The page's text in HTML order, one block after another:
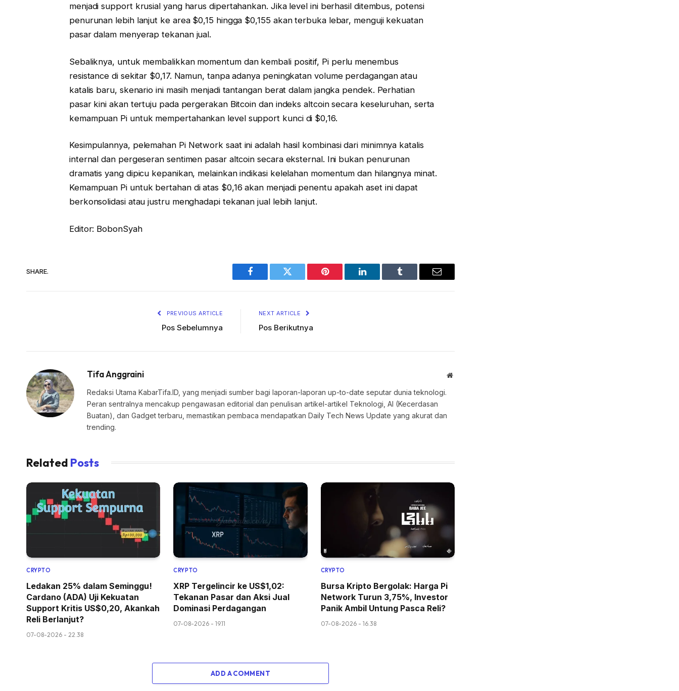
menjadi support krusial yang harus dipertahankan. Jika level ini berhasil ditembus, potensi
penurunan lebih lanjut ke area $0,15 hingga $0,155 akan terbuka lebar, menguji kekuatan
pasar dalam menyerap tekanan jual.
Sebaliknya, untuk membalikkan momentum dan kembali positif, Pi perlu menembus
resistance di sekitar $0,17. Namun, tanpa adanya peningkatan volume perdagangan atau
katalis baru, skenario ini masih menjadi tantangan berat dalam jangka pendek. Perhatian
pasar kini akan tertuju pada pergerakan Bitcoin dan indeks altcoin secara keseluruhan, serta
kemampuan Pi untuk mempertahankan level support kunci di $0,16.
Kesimpulannya, pelemahan Pi Network saat ini adalah hasil kombinasi dari minimnya katalis
internal dan pergeseran sentimen pasar altcoin secara eksternal. Ini bukan penurunan
dramatis yang dipicu kepanikan, melainkan indikasi kelelahan momentum dan hilangnya minat.
Kemampuan Pi untuk bertahan di atas $0,16 akan menjadi penentu apakah aset ini dapat
berkonsolidasi atau justru menghadapi tekanan jual lebih lanjut.
Editor: BobonSyah
SHARE.
Facebook Twitter Pinterest LinkedIn Tumblr Email
PREVIOUS ARTICLE
Pos Sebelumnya
NEXT ARTICLE
Pos Berikutnya
Tifa Anggraini Website
Redaksi Utama KabarTifa.ID, yang menjadi sumber bagi laporan-laporan up-to-date seputar dunia teknologi.
Peran sentralnya mencakup pengawasan editorial dan penulisan artikel-artikel Teknologi, AI (Kecerdasan
Buatan), dan Gadget terbaru, memastikan pembaca mendapatkan Daily Tech News Update yang akurat dan
trending.
Related Posts
CRYPTO
Ledakan 25% dalam Seminggu!
Cardano (ADA) Uji Kekuatan
Support Kritis US$0,20, Akankah
Reli Berlanjut?
07-08-2026 - 22.38
CRYPTO
XRP Tergelincir ke US$1,02:
Tekanan Pasar dan Aksi Jual
Dominasi Perdagangan
07-08-2026 - 19.11
CRYPTO
Bursa Kripto Bergolak: Harga Pi
Network Turun 3,75%, Investor
Panik Ambil Untung Pasca Reli?
07-08-2026 - 16.38
ADD A COMMENT